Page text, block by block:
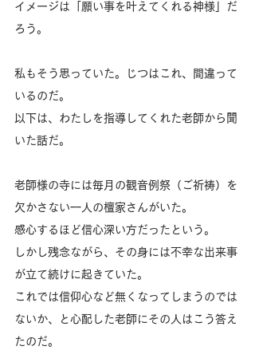
イメージは「願い事を叶えてくれる神様」だ
ろう。
私もそう思っていた。じつはこれ、間違って
いるのだ。
以下は、わたしを指導してくれた老師から聞
いた話だ。
老師様の寺には毎月の観音例祭（ご祈祷）を
欠かさない一人の檀家さんがいた。
感心するほど信心深い方だったという。
しかし残念ながら、その身には不幸な出来事
が立て続けに起きていた。
これでは信仰心など無くなってしまうのでは
ないか、と心配した老師にその人はこう答え
たのだ。